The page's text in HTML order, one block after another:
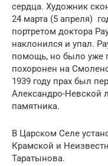
сердца. Художник
24 марта (5 апреля)
портретом доктора
наклонился и упал.
помощь, но было уже
похоронен на
1939 году прах был
Александро-Невской
памятника.
В Царском Селе
Крамской и
Таратынова.